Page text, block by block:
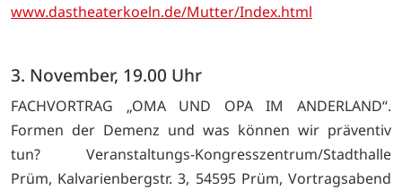
www.dastheaterkoeln.de/Mutter/Index.html
3. November, 19.00 Uhr
FACHVORTRAG „OMA UND OPA IM ANDERLAND“.
Formen der Demenz und was können wir präventiv
tun? Veranstaltungs-Kongresszentrum/Stadthalle
Prüm, Kalvarienbergstr. 3, 54595 Prüm, Vortragsabend